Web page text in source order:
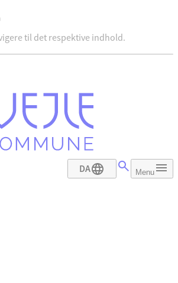
til det respektive indhold.
DA Menu